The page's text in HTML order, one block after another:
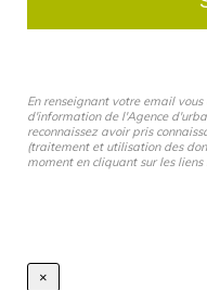
En renseignant votre email
d'information de l'Agence
reconnaissez avoir pris
(traitement et utilisation des
moment en cliquant sur les
×